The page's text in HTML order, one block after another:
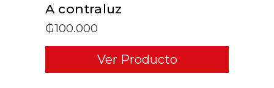
A contraluz
₲100.000
Ver Producto